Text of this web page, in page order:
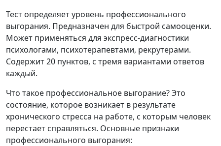
Тест определяет уровень профессионального
выгорания. Предназначен для быстрой самооценки.
Может применяться для экспресс-диагностики
психологами, психотерапевтами, рекрутерами.
Содержит 20 пунктов, с тремя вариантами ответов
каждый.
Что такое профессиональное выгорание? Это
состояние, которое возникает в результате
хронического стресса на работе, с которым человек
перестает справляться. Основные признаки
профессионального выгорания: